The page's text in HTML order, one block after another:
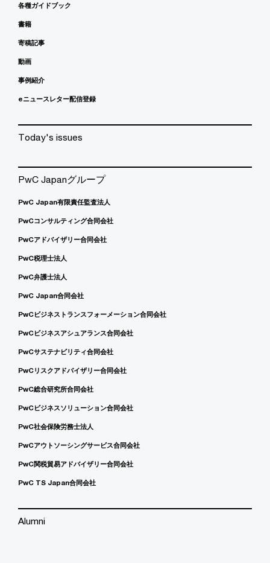
各種ガイドブック
書籍
寄稿記事
動画
事例紹介
eニュースレター配信登録
Today's issues
PwC Japanグループ
PwC Japan有限責任監査法人
PwCコンサルティング合同会社
PwCアドバイザリー合同会社
PwC税理士法人
PwC弁護士法人
PwC Japan合同会社
PwCビジネストランスフォーメーション合同会社
PwCビジネスアシュアランス合同会社
PwCサステナビリティ合同会社
PwCリスクアドバイザリー合同会社
PwC総合研究所合同会社
PwCビジネスソリューション合同会社
PwC社会保険労務士法人
PwCアウトソーシングサービス合同会社
PwC関税貿易アドバイザリー合同会社
PwC TS Japan合同会社
Alumni